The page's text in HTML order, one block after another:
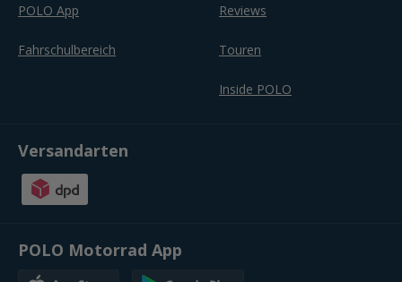
POLO App
Fahrschulbereich
Reviews
Touren
Inside POLO
Versandarten
POLO Motorrad App